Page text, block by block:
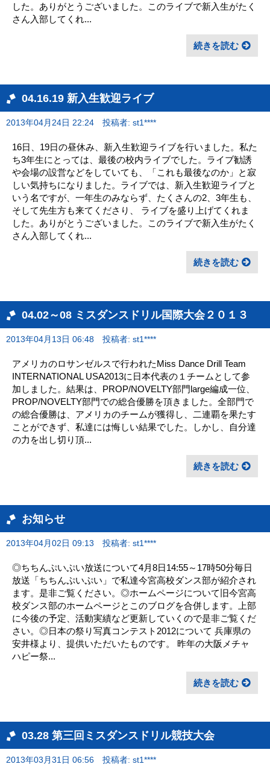
した。ありがとうございました。このライブで新入生がたく
さん入部してくれ...
続きを読む
04.16.19 新入生歓迎ライブ
2013年04月24日 22:24 投稿者: st1****
16日、19日の昼休み、新入生歓迎ライブを行いました。私た
ち3年生にとっては、最後の校内ライブでした。ライブ勧誘
や会場の設営などをしていても、「これも最後なのか」と寂
しい気持ちになりました。ライブでは、新入生歓迎ライブと
いう名ですが、一年生のみならず、たくさんの2、3年生も、
そして先生方も来てくださり、 ライブを盛り上げてくれま
した。ありがとうございました。このライブで新入生がたく
さん入部してくれ...
続きを読む
04.02～08 ミスダンスドリル国際大会２０１３
2013年04月13日 06:48 投稿者: st1****
アメリカのロサンゼルスで行われたMiss Dance Drill Team
INTERNATIONAL USA2013に日本代表の１チームとして参
加しました。結果は、PROP/NOVELTY部門large編成一位、
PROP/NOVELTY部門での総合優勝を頂きました。全部門で
の総合優勝は、アメリカのチームが獲得し、二連覇を果たす
ことができず、私達には悔しい結果でした。しかし、自分達
の力を出し切り頂...
続きを読む
お知らせ
2013年04月02日 09:13 投稿者: st1****
◎ちちんぷいぷい放送について4月8日14:55～17時50分毎日
放送「ちちんぷいぷい」で私達今宮高校ダンス部が紹介され
ます。是非ご覧ください。◎ホームページについて旧今宮高
校ダンス部のホームページとこのブログを合併します。上部
に今後の予定、活動実績など更新していくので是非ご覧くだ
さい。◎日本の祭り写真コンテスト2012について 兵庫県の
安井様より、提供いただいたものです。 昨年の大阪メチャ
ハピー祭...
続きを読む
03.28 第三回ミスダンスドリル競技大会
2013年03月31日 06:56 投稿者: st1****